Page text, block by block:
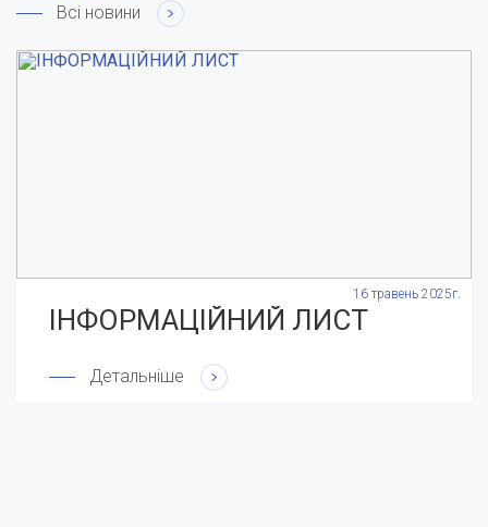
Всі новини
16 травень 2025г.
ІНФОРМАЦІЙНИЙ ЛИСТ
Детальніше